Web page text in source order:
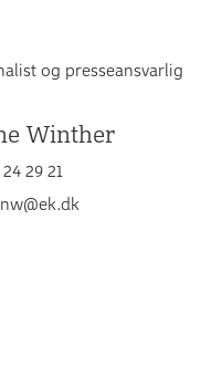
og presseansvarlig
Winther
29 21